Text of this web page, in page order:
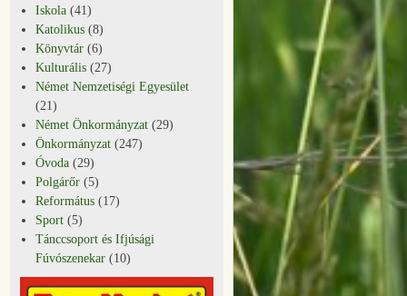
Iskola (41)
Katolikus (8)
Könyvtár (6)
Kulturális (27)
Német Nemzetiségi Egyesület
(21)
Német Önkormányzat (29)
Önkormányzat (247)
Óvoda (29)
Polgárőr (5)
Református (17)
Sport (5)
Tánccsoport és Ifjúsági
Fúvószenekar (10)